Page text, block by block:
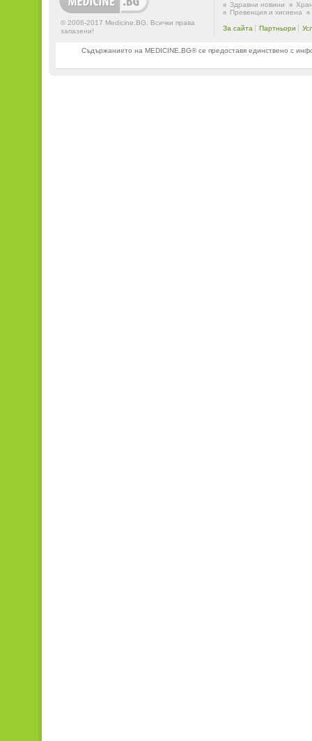
© 2006-2017 Medicine.BG. Всички права
запазени!
Здравни новини
Превенция и хигиена
За сайта Партньори
Съдържанието на MEDICINE.BG® се предоставя единствено с